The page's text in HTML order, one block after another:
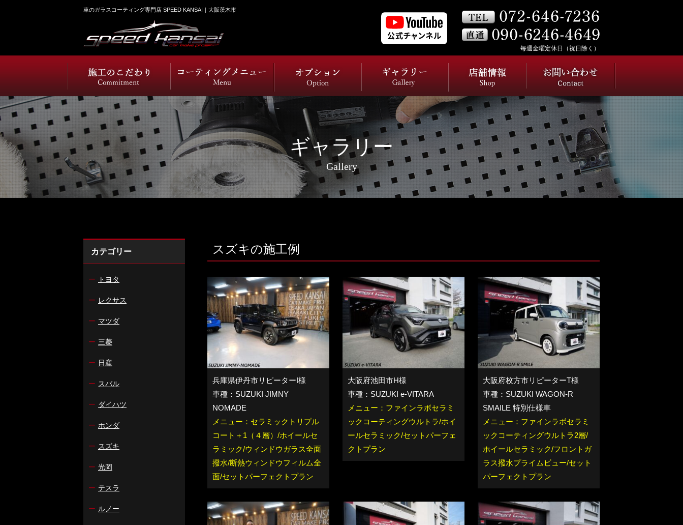
車のガラスコーティング専門店 SPEED KANSAI｜大阪茨木市
毎週金曜定休日（祝日除く）
ギャラリー
Gallery
スズキの施工例
兵庫県伊丹市リピーターI様
車種：SUZUKI JIMNY
NOMADE
メニュー：セラミックトリプル
コート＋1（４層）/ホイールセ
ラミック/ウィンドウガラス全面
撥水/断熱ウィンドウフィルム全
面/セットパーフェクトプラン
大阪府池田市H様
車種：SUZUKI e-VITARA
メニュー：ファインラボセラミ
ックコーティングウルトラ/ホイ
ールセラミック/セットパーフェ
クトプラン
大阪府枚方市リピーターT様
車種：SUZUKI WAGON-R
SMAILE 特別仕様車
メニュー：ファインラボセラミ
ックコーティングウルトラ2層/
ホイールセラミック/フロントガ
ラス撥水プライムビュー/セット
パーフェクトプラン
カテゴリー
ー トヨタ
ー レクサス
ー マツダ
ー 三菱
ー 日産
ー スバル
ー ダイハツ
ー ホンダ
ー スズキ
ー 光岡
ー テスラ
ー ルノー